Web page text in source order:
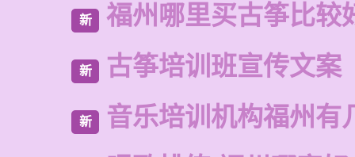
新 福州哪里买古筝比较
新 古筝培训班宣传文案
新 音乐培训机构福州有